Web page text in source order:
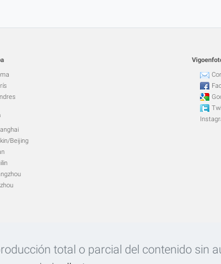
Beijing
total o parcial del contenido sin